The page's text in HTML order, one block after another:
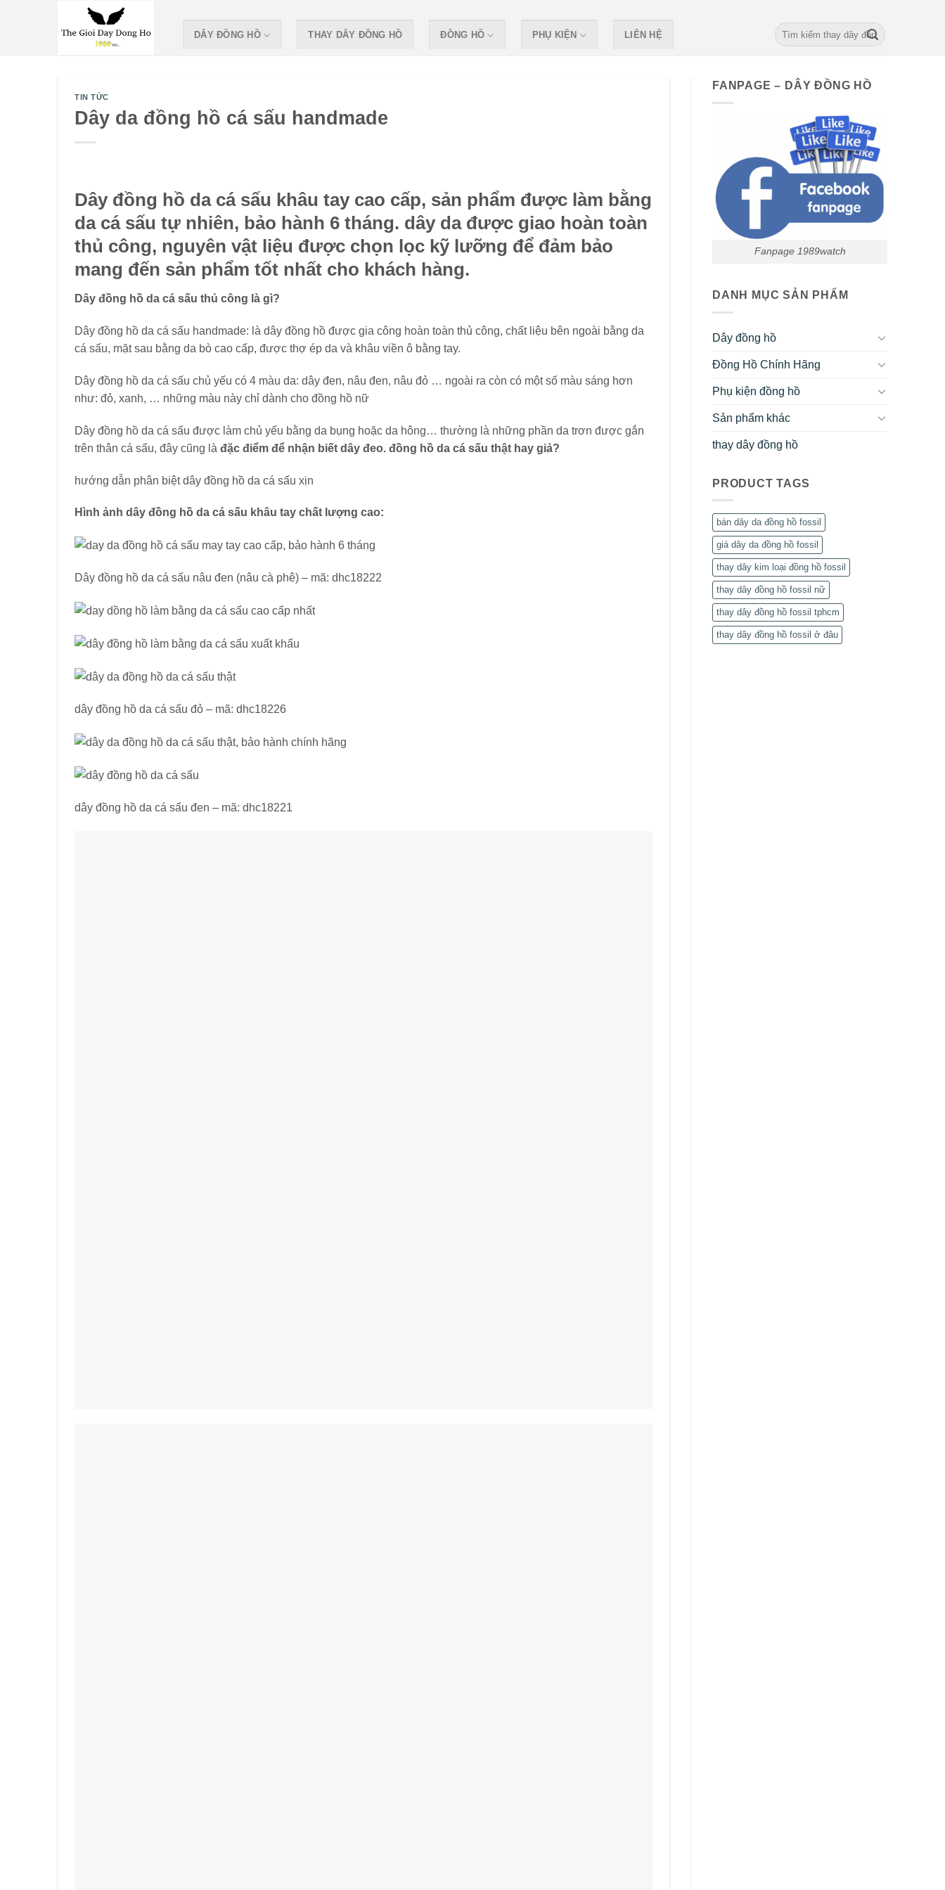
DÂY ĐỒNG HỒ THAY DÂY ĐỒNG HỒ ĐỒNG HỒ PHỤ KIỆN LIÊN HỆ
Search
for:
TIN TỨC
Dây da đồng hồ cá sấu handmade
Dây đồng hồ da cá sấu khâu tay cao cấp, sản phẩm được làm bằng
da cá sấu tự nhiên, bảo hành 6 tháng. dây da được giao hoàn toàn
thủ công, nguyên vật liệu được chọn lọc kỹ lưỡng để đảm bảo
mang đến sản phẩm tốt nhất cho khách hàng.
Dây đồng hồ da cá sấu thủ công là gì?
Dây đồng hồ da cá sấu handmade: là dây đồng hồ được gia công hoàn toàn thủ công, chất liệu bên ngoài bằng da
cá sấu, mặt sau bằng da bò cao cấp, được thợ ép da và khâu viền ô bằng tay.
Dây đồng hồ da cá sấu chủ yếu có 4 màu da: dây đen, nâu đen, nâu đỏ … ngoài ra còn có một số màu sáng hơn
như: đỏ, xanh, … những màu này chỉ dành cho đồng hồ nữ
Dây đồng hồ da cá sấu được làm chủ yếu bằng da bụng hoặc da hông… thường là những phần da trơn được gắn
trên thân cá sấu, đây cũng là đặc điểm để nhận biết dây đeo. đồng hồ da cá sấu thật hay giả?
hướng dẫn phân biệt dây đồng hồ da cá sấu xịn
Hình ảnh dây đồng hồ da cá sấu khâu tay chất lượng cao:
Dây đồng hồ da cá sấu nâu đen (nâu cà phê) – mã: dhc18222
dây đồng hồ da cá sấu đỏ – mã: dhc18226
dây đồng hồ da cá sấu đen – mã: dhc18221
FANPAGE – DÂY ĐỒNG HỒ
Fanpage 1989watch
DANH MỤC SẢN PHẨM
Dây đồng hồ
Đồng Hồ Chính Hãng
Phụ kiện đồng hồ
Sản phẩm khác
thay dây đồng hồ
PRODUCT TAGS
bán dây da đồng hồ fossil
giá dây da đồng hồ fossil
thay dây kim loại đồng hồ fossil
thay dây đồng hồ fossil nữ
thay dây đồng hồ fossil tphcm
thay dây đồng hồ fossil ở đâu